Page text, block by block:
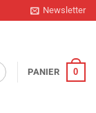
Newsletter
PANIER 0